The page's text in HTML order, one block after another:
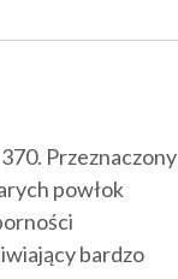
Przeznaczony
powłok
bardzo